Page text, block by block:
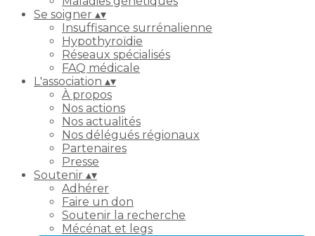
Se soigner ▴▾
Insuffisance surrénalienne
Hypothyroïdie
Réseaux spécialisés
FAQ médicale
L'association ▴▾
À propos
Nos actions
Nos actualités
Nos délégués régionaux
Partenaires
Presse
Soutenir ▴▾
Adhérer
Faire un don
Soutenir la recherche
Mécénat et legs